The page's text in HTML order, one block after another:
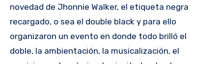
novedad de Jhonnie Walker, el etiqueta negra
recargado, o sea el double black y para ello
organizaron un evento en donde todo brilló el
doble, la ambientación, la musicalización, el